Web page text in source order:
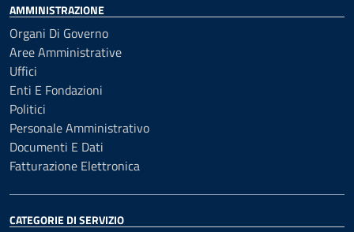
AMMINISTRAZIONE
Organi Di Governo
Aree Amministrative
Uffici
Enti E Fondazioni
Politici
Personale Amministrativo
Documenti E Dati
Fatturazione Elettronica
CATEGORIE DI SERVIZIO